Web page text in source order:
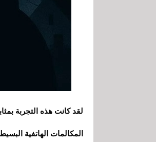
لقد كانت هذه التجربة
المكالمات الهاتفية